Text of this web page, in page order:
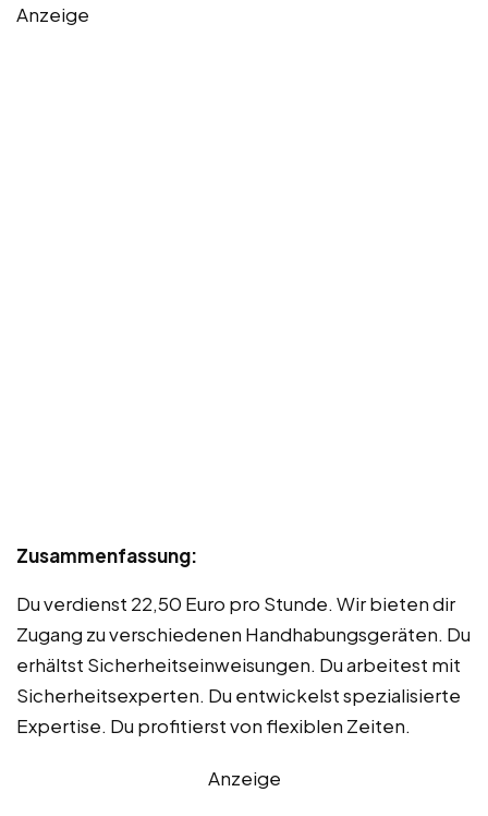
Anzeige
Zusammenfassung:
Du verdienst 22,50 Euro pro Stunde. Wir bieten dir
Zugang zu verschiedenen Handhabungsgeräten. Du
erhältst Sicherheitseinweisungen. Du arbeitest mit
Sicherheitsexperten. Du entwickelst spezialisierte
Expertise. Du profitierst von flexiblen Zeiten.
Anzeige